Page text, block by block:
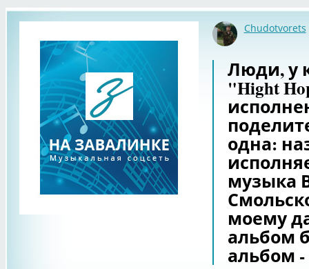
Chudotvorets
Люди, у
"Hight
одна:
музыка
моему
альбом
альбом